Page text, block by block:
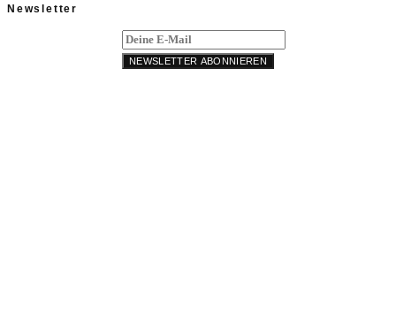
Newsletter